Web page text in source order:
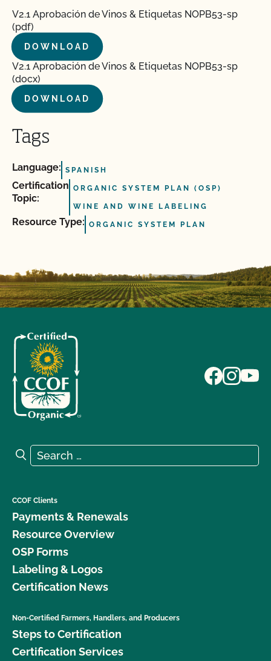
V2.1 Aprobación de Vinos & Etiquetas NOPB53-sp
(pdf)
DOWNLOAD
V2.1 Aprobación de Vinos & Etiquetas NOPB53-sp
(docx)
DOWNLOAD
Tags
Language: SPANISH
Certification
Topic:
ORGANIC SYSTEM PLAN (OSP)
WINE AND WINE LABELING
Resource Type: ORGANIC SYSTEM PLAN
Search for:
Search
CCOF Clients
Payments & Renewals
Resource Overview
OSP Forms
Labeling & Logos
Certification News
Non-Certified Farmers, Handlers, and Producers
Steps to Certification
Certification Services